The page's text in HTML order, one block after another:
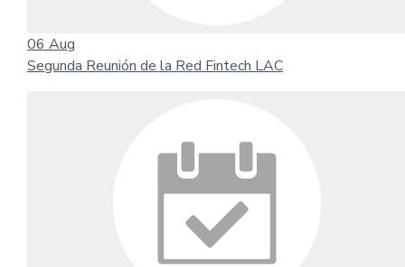
06 Aug
Segunda Reunión de la Red Fintech LAC